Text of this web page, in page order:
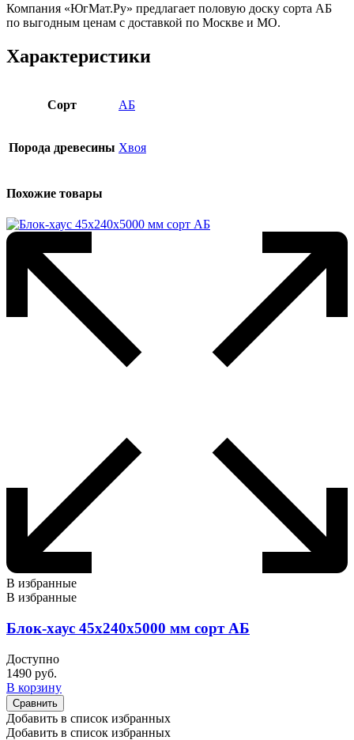
Компания «ЮгМат.Ру» предлагает половую доску сорта АБ
по выгодным ценам с доставкой по Москве и МО.
Характеристики
Сорт АБ
Порода древесины Хвоя
Похожие товары
В избранные
В избранные
Блок-хаус 45х240х5000 мм сорт АБ
Доступно
1490 руб.
В корзину
Сравнить
Добавить в список избранных
Добавить в список избранных